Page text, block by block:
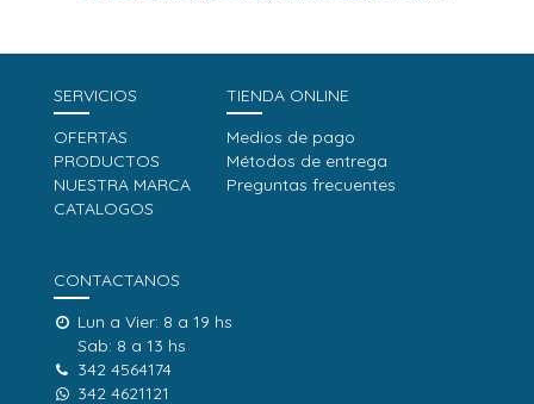
SERVICIOS
OFERTAS
PRODUCTOS
NUESTRA MARCA
CATALOGOS
TIENDA ONLINE
Medios de pago
Métodos de entrega
Preguntas frecuentes
CONTACTANOS
Lun a Vier: 8 a 19 hs
Sab: 8 a 13 hs
342 4564174
342 4621121